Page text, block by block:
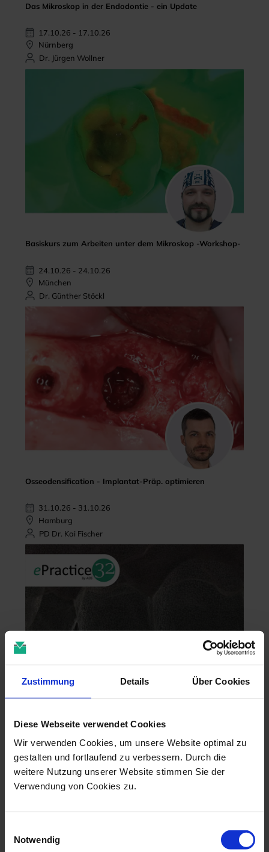
Zustimmung Details Über Cookies
Diese Webseite verwendet Cookies
Wir verwenden Cookies, um unsere Website optimal zu
gestalten und fortlaufend zu verbessern. Durch die
weitere Nutzung unserer Website stimmen Sie der
Verwendung von Cookies zu.
Notwendig
Das Mikroskop in der Endodontie - ein Update
17.10.26 - 17.10.26
Nürnberg
Dr. Jürgen Wollner
Basiskurs zum Arbeiten unter dem Mikroskop -Workshop-
24.10.26 - 24.10.26
München
Dr. Günther Stöckl
Osseodensification - Implantat-Präp. optimieren
31.10.26 - 31.10.26
Hamburg
PD Dr. Kai Fischer
Zahntechnik im 4D-Zeitalter
04.11.26 - 04.11.26
online
Dr. Christian Leonhardt